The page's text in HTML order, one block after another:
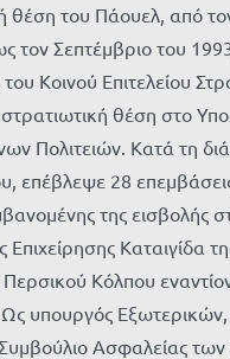
θέση του Πάουελ, από
τον Σεπτέμβριο του
Κοινού Επιτελείου
θέση στο
Πολιτειών. Κατά τη
επέβλεψε 28
της εισβολής
Επιχείρησης Καταιγίδα
Κόλπου
υπουργός
Ασφαλείας